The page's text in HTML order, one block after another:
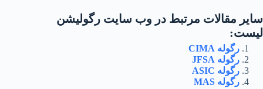
سایر مقالات مرتبط در وب سایت رگولیشن
لیست:
رگوله CIMA
رگوله JFSA‌
رگوله ASIC
رگوله MAS‌